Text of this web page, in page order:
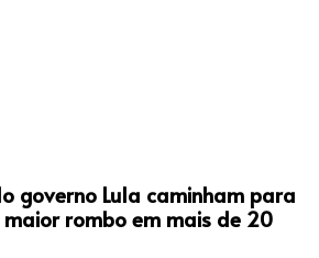
governo Lula caminham para
rombo em mais de 20